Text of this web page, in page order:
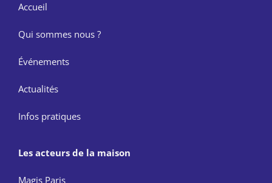
Accueil
Qui sommes nous ?
Événements
Actualités
Infos pratiques
Les acteurs de la maison
Magis Paris